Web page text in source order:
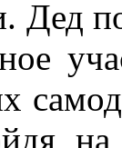
Дед
на